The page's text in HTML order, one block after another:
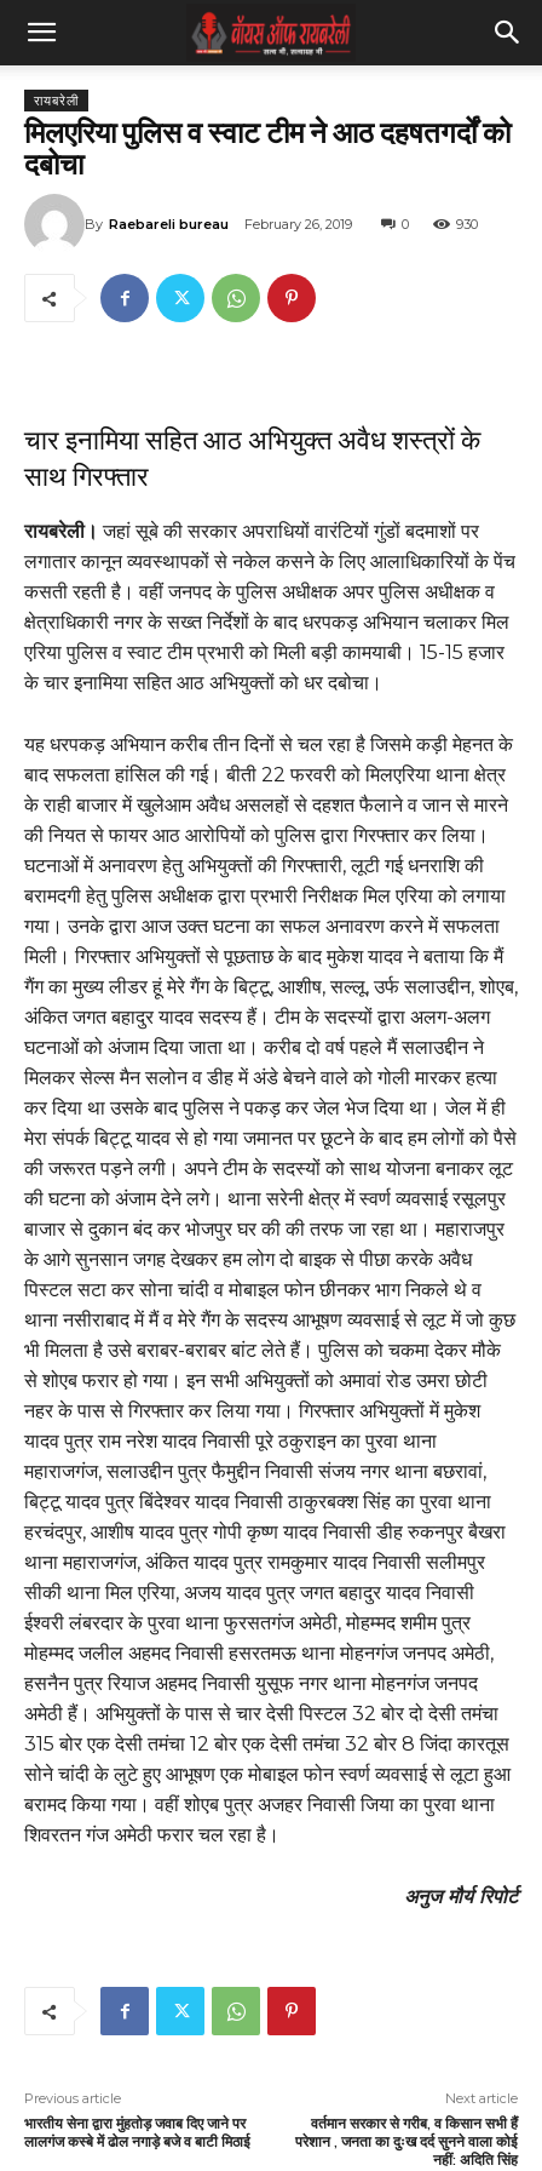
रायबरेली
मिलएरिया पुलिस व स्वाट टीम ने आठ दहषतगर्दों को
दबोचा
By Raebareli bureau February 26, 2019 0 930
चार इनामिया सहित आठ अभियुक्त अवैध शस्त्रों के
साथ गिरफ्तार
रायबरेली। जहां सूबे की सरकार अपराधियों वारंटियों गुंडों बदमाशों पर
लगातार कानून व्यवस्थापकों से नकेल कसने के लिए आलाधिकारियों के पेंच
कसती रहती है। वहीं जनपद के पुलिस अधीक्षक अपर पुलिस अधीक्षक व
क्षेत्राधिकारी नगर के सख्त निर्देशों के बाद धरपकड़ अभियान चलाकर मिल
एरिया पुलिस व स्वाट टीम प्रभारी को मिली बड़ी कामयाबी। 15-15 हजार
के चार इनामिया सहित आठ अभियुक्तों को धर दबोचा।
यह धरपकड़ अभियान करीब तीन दिनों से चल रहा है जिसमे कड़ी मेहनत के
बाद सफलता हांसिल की गई। बीती 22 फरवरी को मिलएरिया थाना क्षेत्र
के राही बाजार में खुलेआम अवैध असलहों से दहशत फैलाने व जान से मारने
की नियत से फायर आठ आरोपियों को पुलिस द्वारा गिरफ्तार कर लिया।
घटनाओं में अनावरण हेतु अभियुक्तों की गिरफ्तारी, लूटी गई धनराशि की
बरामदगी हेतु पुलिस अधीक्षक द्वारा प्रभारी निरीक्षक मिल एरिया को लगाया
गया। उनके द्वारा आज उक्त घटना का सफल अनावरण करने में सफलता
मिली। गिरफ्तार अभियुक्तों से पूछताछ के बाद मुकेश यादव ने बताया कि मैं
गैंग का मुख्य लीडर हूं मेरे गैंग के बिट्टू, आशीष, सल्लू, उर्फ सलाउद्दीन, शोएब,
अंकित जगत बहादुर यादव सदस्य हैं। टीम के सदस्यों द्वारा अलग-अलग
घटनाओं को अंजाम दिया जाता था। करीब दो वर्ष पहले मैं सलाउद्दीन ने
मिलकर सेल्स मैन सलोन व डीह में अंडे बेचने वाले को गोली मारकर हत्या
कर दिया था उसके बाद पुलिस ने पकड़ कर जेल भेज दिया था। जेल में ही
मेरा संपर्क बिट्टू यादव से हो गया जमानत पर छूटने के बाद हम लोगों को पैसे
की जरूरत पड़ने लगी। अपने टीम के सदस्यों को साथ योजना बनाकर लूट
की घटना को अंजाम देने लगे। थाना सरेनी क्षेत्र में स्वर्ण व्यवसाई रसूलपुर
बाजार से दुकान बंद कर भोजपुर घर की की तरफ जा रहा था। महाराजपुर
के आगे सुनसान जगह देखकर हम लोग दो बाइक से पीछा करके अवैध
पिस्टल सटा कर सोना चांदी व मोबाइल फोन छीनकर भाग निकले थे व
थाना नसीराबाद में मैं व मेरे गैंग के सदस्य आभूषण व्यवसाई से लूट में जो कुछ
भी मिलता है उसे बराबर-बराबर बांट लेते हैं। पुलिस को चकमा देकर मौके
से शोएब फरार हो गया। इन सभी अभियुक्तों को अमावां रोड उमरा छोटी
नहर के पास से गिरफ्तार कर लिया गया। गिरफ्तार अभियुक्तों में मुकेश
यादव पुत्र राम नरेश यादव निवासी पूरे ठकुराइन का पुरवा थाना
महाराजगंज, सलाउद्दीन पुत्र फैमुद्दीन निवासी संजय नगर थाना बछरावां,
बिट्टू यादव पुत्र बिंदेश्वर यादव निवासी ठाकुरबक्श सिंह का पुरवा थाना
हरचंदपुर, आशीष यादव पुत्र गोपी कृष्ण यादव निवासी डीह रुकनपुर बैखरा
थाना महाराजगंज, अंकित यादव पुत्र रामकुमार यादव निवासी सलीमपुर
सीकी थाना मिल एरिया, अजय यादव पुत्र जगत बहादुर यादव निवासी
ईश्वरी लंबरदार के पुरवा थाना फुरसतगंज अमेठी, मोहम्मद शमीम पुत्र
मोहम्मद जलील अहमद निवासी हसरतमऊ थाना मोहनगंज जनपद अमेठी,
हसनैन पुत्र रियाज अहमद निवासी युसूफ नगर थाना मोहनगंज जनपद
अमेठी हैं। अभियुक्तों के पास से चार देसी पिस्टल 32 बोर दो देसी तमंचा
315 बोर एक देसी तमंचा 12 बोर एक देसी तमंचा 32 बोर 8 जिंदा कारतूस
सोने चांदी के लुटे हुए आभूषण एक मोबाइल फोन स्वर्ण व्यवसाई से लूटा हुआ
बरामद किया गया। वहीं शोएब पुत्र अजहर निवासी जिया का पुरवा थाना
शिवरतन गंज अमेठी फरार चल रहा है।
अनुज मौर्य रिपोर्ट
Previous article
भारतीय सेना द्वारा मुंहतोड़ जवाब दिए जाने पर
लालगंज कस्बे में ढोल नगाड़े बजे व बाटी मिठाई
Next article
वर्तमान सरकार से गरीब, व किसान सभी हैं
परेशान , जनता का दुःख दर्द सुनने वाला कोई
नहीं: अदिति सिंह